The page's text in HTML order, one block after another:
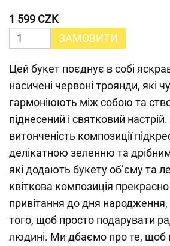
1 599 CZK
ЗАМОВИТИ
Цей букет поєднує в собі
насичені червоні троянди, які
гармоніюють між собою та
піднесений і святковий
витонченість композиції
делікатною зеленню та
які додають букету об’єму та
квіткова композиція прекрасно
привітання до дня
того, щоб просто подарувати
людині. Ми дбаємо про те, щоб